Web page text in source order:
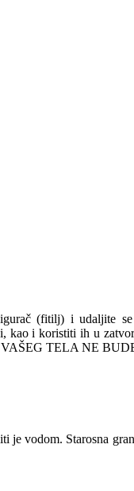
(fitilj) i udaljite
i koristiti ih u
VAŠEG TELA NE
vodom. Starosna